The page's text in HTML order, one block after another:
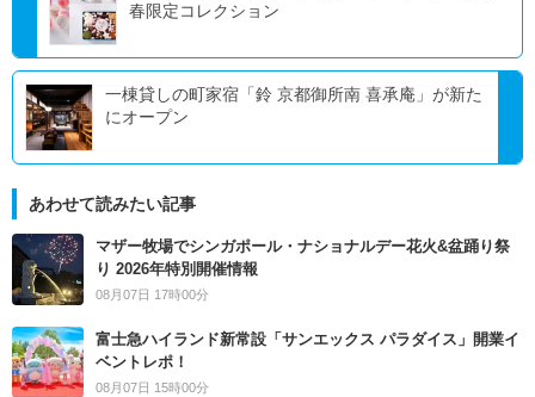
春限定コレクション
一棟貸しの町家宿「鈴 京都御所南 喜承庵」が新た
にオープン
あわせて読みたい記事
マザー牧場でシンガポール・ナショナルデー花火&盆踊り祭
り 2026年特別開催情報
08月07日 17時00分
富士急ハイランド新常設「サンエックス パラダイス」開業イ
ベントレポ！
08月07日 15時00分